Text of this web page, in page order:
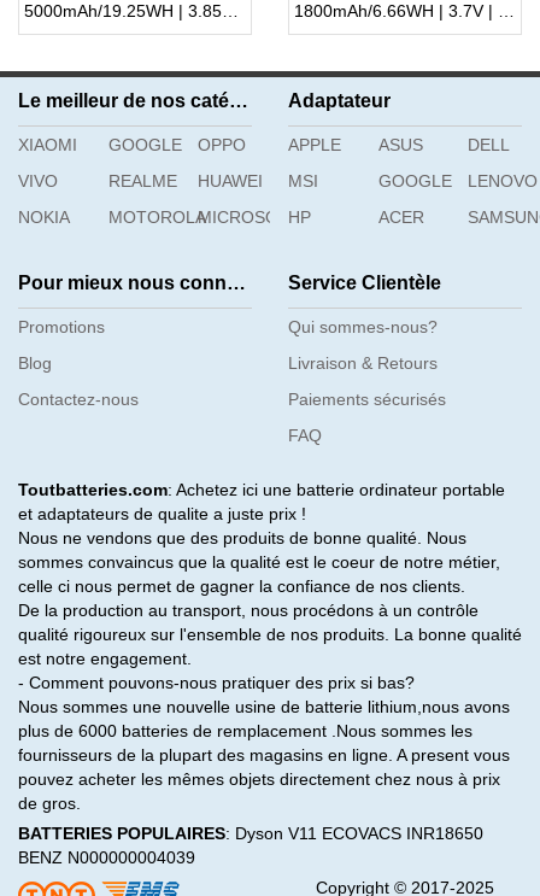
5000mAh/19.25WH | 3.85V | Li-ion ... 1800mAh/6.66WH | 3.7V | Li-ion ...
Le meilleur de nos catégories
XIAOMI GOOGLE
OPPO
VIVO
REALME
HUAWEI
NOKIA
MOTOROLAMICROSOFT
Adaptateur
APPLE ASUS
DELL
MSI
GOOGLE
LENOVO
HP
ACER
Pour mieux nous connaître
Promotions
Blog
Contactez-nous
Service Clientèle
Qui sommes-nous?
Livraison & Retours
Paiements sécurisés
FAQ
Toutbatteries.com: Achetez ici une batterie ordinateur portable
et adaptateurs de qualite a juste prix !
Nous ne vendons que des produits de bonne qualité. Nous
sommes convaincus que la qualité est le coeur de notre métier,
celle ci nous permet de gagner la confiance de nos clients.
De la production au transport, nous procédons à un contrôle
qualité rigoureux sur l'ensemble de nos produits. La bonne qualité
est notre engagement.
- Comment pouvons-nous pratiquer des prix si bas?
Nous sommes une nouvelle usine de batterie lithium,nous avons
plus de 6000 batteries de remplacement .Nous sommes les
fournisseurs de la plupart des magasins en ligne. A present vous
pouvez acheter les mêmes objets directement chez nous à prix
de gros.
BATTERIES POPULAIRES: Dyson V11 ECOVACS INR18650
BENZ N000000004039
Copyright © 2017-2025